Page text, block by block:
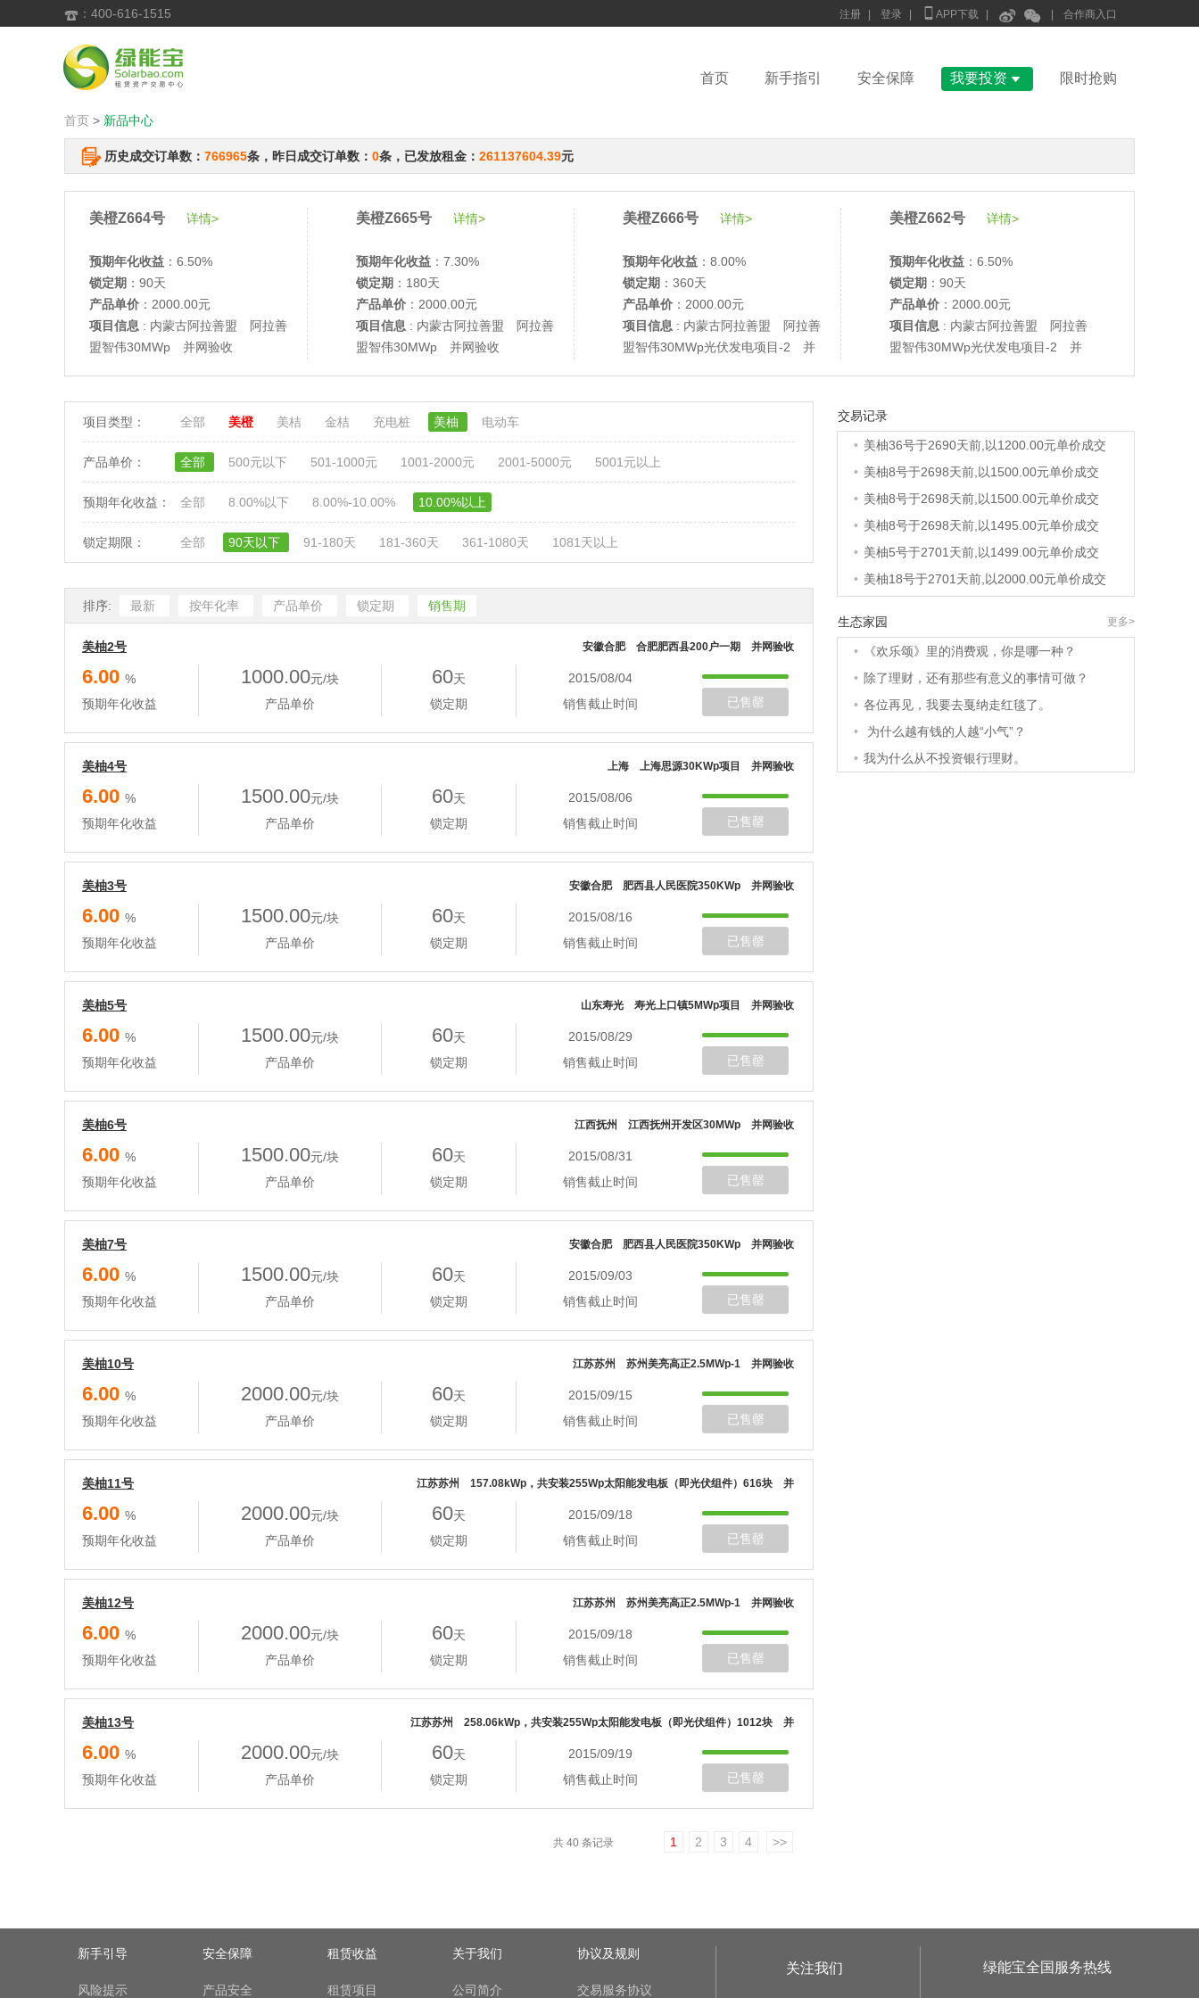
 ：400-616-1515 注册 登录  APP下载   合作商入口
首页 新手指引 安全保障 我要投资  限时抢购
首页 > 新品中心
历史成交订单数： 766965条，昨日成交订单数： 0条，已发放租金： 261137604.39元
美橙Z664号 详情>
预期年化收益 ：6.50%
锁定期 ：90天
产品单价 ：2000.00元
项目信息 : 内蒙古阿拉善盟 阿拉善
盟智伟30MWp 并网验收
美橙Z665号 详情>
预期年化收益 ：7.30%
锁定期 ：180天
产品单价 ：2000.00元
项目信息 : 内蒙古阿拉善盟 阿拉善
盟智伟30MWp 并网验收
美橙Z666号 详情>
预期年化收益 ：8.00%
锁定期 ：360天
产品单价 ：2000.00元
项目信息 : 内蒙古阿拉善盟 阿拉善
盟智伟30MWp光伏发电项目-2 并
美橙Z662号 详情>
预期年化收益 ：6.50%
锁定期 ：90天
产品单价 ：2000.00元
项目信息 : 内蒙古阿拉善盟 阿拉善
盟智伟30MWp光伏发电项目-2 并
项目类型： 全部 美橙 美桔 金桔 充电桩 美柚 电动车
产品单价： 全部 500元以下 501-1000元 1001-2000元 2001-5000元 5001元以上
预期年化收益： 全部 8.00%以下 8.00%-10.00% 10.00%以上
锁定期限： 全部 90天以下 91-180天 181-360天 361-1080天 1081天以上
排序: 最新 按年化率 产品单价 锁定期 销售期
美柚2号 安徽合肥 合肥肥西县200户一期 并网验收
6.00 %
预期年化收益
1000.00元/块
产品单价
60天
锁定期
2015/08/04
销售截止时间
已售罄
美柚4号 上海 上海思源30KWp项目 并网验收
6.00 %
预期年化收益
1500.00元/块
产品单价
60天
锁定期
2015/08/06
销售截止时间
已售罄
美柚3号 安徽合肥 肥西县人民医院350KWp 并网验收
6.00 %
预期年化收益
1500.00元/块
产品单价
60天
锁定期
2015/08/16
销售截止时间
已售罄
美柚5号 山东寿光 寿光上口镇5MWp项目 并网验收
6.00 %
预期年化收益
1500.00元/块
产品单价
60天
锁定期
2015/08/29
销售截止时间
已售罄
美柚6号 江西抚州 江西抚州开发区30MWp 并网验收
6.00 %
预期年化收益
1500.00元/块
产品单价
60天
锁定期
2015/08/31
销售截止时间
已售罄
美柚7号 安徽合肥 肥西县人民医院350KWp 并网验收
6.00 %
预期年化收益
1500.00元/块
产品单价
60天
锁定期
2015/09/03
销售截止时间
已售罄
美柚10号 江苏苏州 苏州美亮高正2.5MWp-1 并网验收
6.00 %
预期年化收益
2000.00元/块
产品单价
60天
锁定期
2015/09/15
销售截止时间
已售罄
美柚11号 江苏苏州 157.08kWp，共安装255Wp太阳能发电板（即光伏组件）616块 并
网验收
6.00 %
预期年化收益
2000.00元/块
产品单价
60天
锁定期
2015/09/18
销售截止时间
已售罄
美柚12号 江苏苏州 苏州美亮高正2.5MWp-1 并网验收
6.00 %
预期年化收益
2000.00元/块
产品单价
60天
锁定期
2015/09/18
销售截止时间
已售罄
美柚13号 江苏苏州 258.06kWp，共安装255Wp太阳能发电板（即光伏组件）1012块 并
网验收
6.00 %
预期年化收益
2000.00元/块
产品单价
60天
锁定期
2015/09/19
销售截止时间
已售罄
共 40 条记录 1 2 3 4 >>
交易记录
• 美柚40号于2689天前,以1200.00元单价成交
• 美柚36号于2690天前,以1200.00元单价成交
• 美柚8号于2698天前,以1500.00元单价成交
• 美柚8号于2698天前,以1500.00元单价成交
• 美柚8号于2698天前,以1495.00元单价成交
• 美柚5号于2701天前,以1499.00元单价成交
• 美柚18号于2701天前,以2000.00元单价成交
•
美柚3号于2702天前,以1500.00元单价成交
美柚38号于2702天前,以1500.00元单价成交
美柚20号于2716天前,以1495.00元单价成交
美柚38号于2719天前,以1500.00元单价成交
美柚10号于2719天前,以2000.00元单价成交
美柚8号于2721天前,以1490.00元单价成交
生态家园 更多>
•
《欢乐颂》里的消费观，你是哪一种？
• 除了理财，还有那些有意义的事情可做？
• 各位再见，我要去戛纳走红毯了。
•
为什么越有钱的人越“小气”？
• 我为什么从不投资银行理财。
新手引导
风险提示
安全保障
产品安全
租赁收益
租赁项目
关于我们
公司简介
协议及规则
交易服务协议
关注我们 绿能宝全国服务热线